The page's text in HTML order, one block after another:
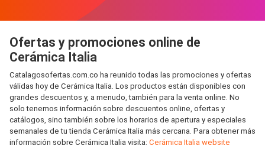
Ofertas y promociones online de
Cerámica Italia
Catalagosofertas.com.co ha reunido todas las promociones y ofertas
válidas hoy de Cerámica Italia. Los productos están disponibles con
grandes descuentos y, a menudo, también para la venta online. No
solo tenemos información sobre descuentos online, ofertas y
catálogos, sino también sobre los horarios de apertura y especiales
semanales de tu tienda Cerámica Italia más cercana. Para obtener más
información sobre Cerámica Italia visita: Cerámica Italia website